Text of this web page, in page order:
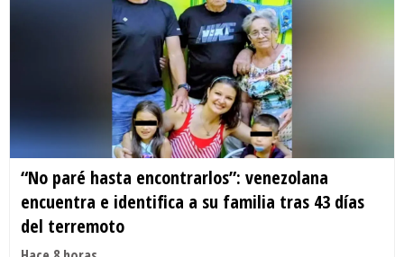
“No paré hasta encontrarlos”: venezolana
encuentra e identifica a su familia tras 43 días
del terremoto